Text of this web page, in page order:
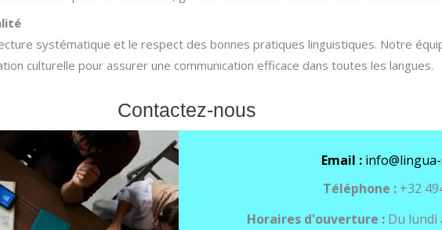
systématique et le respect des bonnes pratiques linguistiques. Notre
culturelle pour assurer une communication efficace dans toutes les langues.
Contactez-nous
Email :
Téléphone :+32
Horaires d'ouverture : Du lundi